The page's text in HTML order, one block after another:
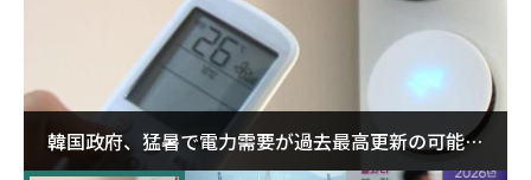
韓国政府、猛暑で電力需要が過去最高更新の可能性